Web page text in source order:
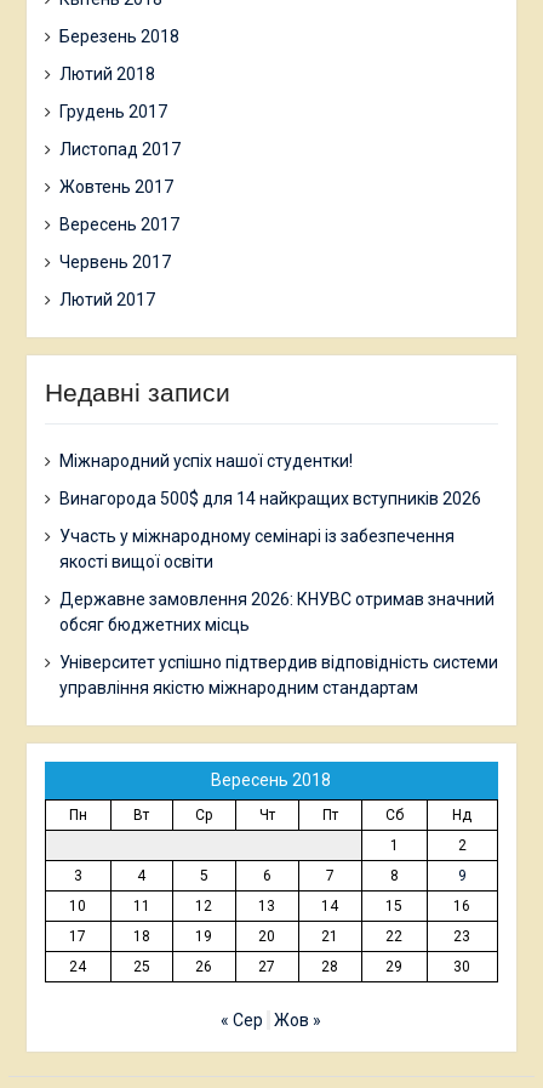
Березень 2018
Лютий 2018
Грудень 2017
Листопад 2017
Жовтень 2017
Вересень 2017
Червень 2017
Лютий 2017
Недавні записи
Міжнародний успіх нашої студентки!
Винагорода 500$ для 14 найкращих вступників 2026
Участь у міжнародному семінарі із забезпечення
якості вищої освіти
Державне замовлення 2026: КНУВС отримав значний
обсяг бюджетних місць
Університет успішно підтвердив відповідність системи
управління якістю міжнародним стандартам
Вересень 2018
Пн Вт Ср Чт Пт Сб
Нд
1
2
3
4 5 6 7 8
9
10
11 12 13 14 15
16
17
18 19 20 21 22
23
24
25 26 27 28 29 30
« Сер Жов »